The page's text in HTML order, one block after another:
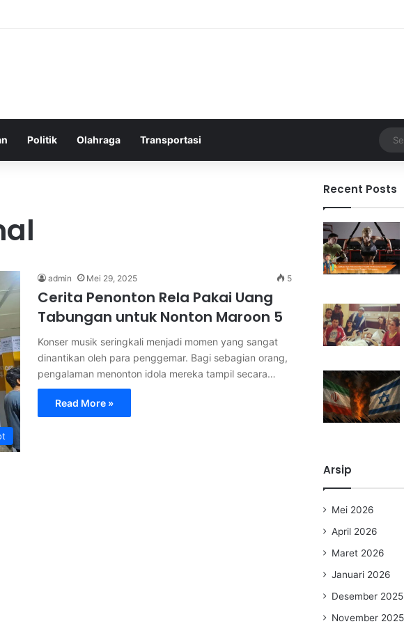
Politik Olahraga Transportasi
admin Mei 29, 2025 5
Cerita Penonton Rela Pakai Uang
Tabungan untuk Nonton Maroon 5
Konser musik seringkali menjadi momen yang sangat
dinantikan oleh para penggemar. Bagi sebagian orang,
pengalaman menonton idola mereka tampil secara…
Read More »
Recent Posts
Arsip
Mei 2026
April 2026
Maret 2026
Januari 2026
Desember 2025
November 2025